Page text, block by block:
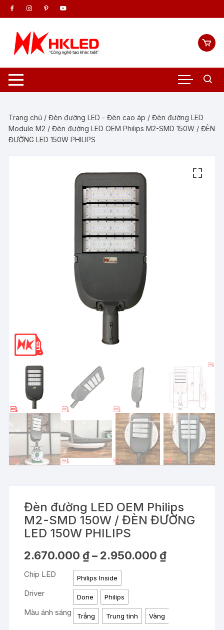
Chuyển
tới
dung
Trang chủ /Đèn đường LED - Đèn cao áp /Đèn đường LED
Module M2 / Đèn đường LED OEM Philips M2-SMD 150W / ĐÈN
ĐƯỜNG LED 150W PHILIPS
Đèn đường LED OEM Philips
M2-SMD 150W / ĐÈN ĐƯỜNG
LED 150W PHILIPS
2.670.000 ₫ – 2.950.000 ₫Khoảng
Chip LED Philips Inside
Driver Done Philips
Màu ánh sáng Trắng Trung tính Vàng